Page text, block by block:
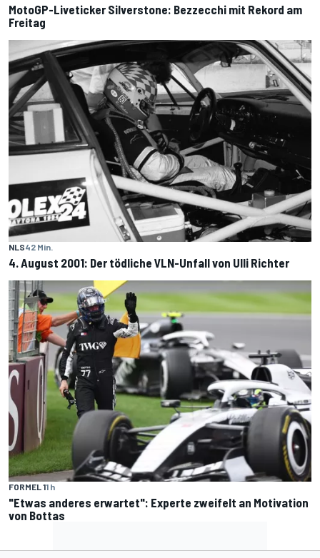
MotoGP-Liveticker Silverstone: Bezzecchi mit Rekord am
Freitag
NLS42 Min.
4. August 2001: Der tödliche VLN-Unfall von Ulli Richter
FORMEL 11 h
"Etwas anderes erwartet": Experte zweifelt an Motivation
von Bottas